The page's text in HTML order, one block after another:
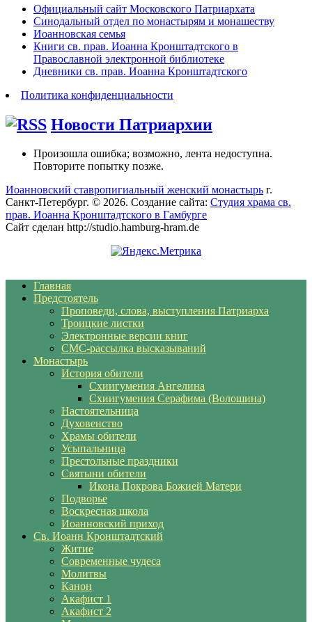
Официальный сайт Московского Патриархата
Синодальный отдел по монастырям и монашеству
Иоанновская семья
Книги св. прав. Иоанна Кронштадтского в
Православной электронной библиотеке
Дневники св. прав. Иоанна Кронштадтского
Политика конфиденциальности
Новости Патриархии
Произошла ошибка; возможно, лента недоступна.
Повторите попытку позже.
Иоанновский ставропигиальный женский монастырь г.
Санкт-Петербург. © 2026. Создание сайта: Студия храма св.
прав. Иоанна Кронштадтского в Гамбурге
Сайт сделан http://studio.hamburg-hram.de
Главная
Предстоятель
Проповеди, слова, выступления Патриарха
Троицкие листки
Электронные версии книг
СМС-рассылка высказываний
Монастырь
История обители
Схиигумения Ангелина
Схиигумения Серафима (Волошина)
Настоятельница
Духовенство
Храмы обители
Усыпальница
Престольные праздники
Святыни обители
Икона Покрова Божией Матери
Подворье
Воскресная школа
Иоанновский приход
Св. Иоанн Кронштадтский
Житие
Современные чудеса
Молитвы
Канон
Акафист 1
Акафист 2